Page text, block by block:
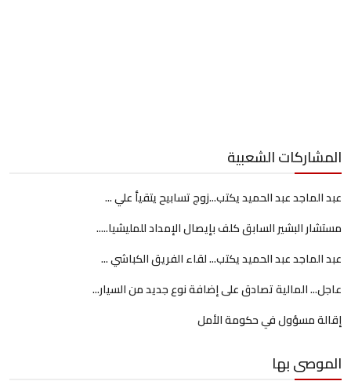
المشاركات الشعبية
عبد الماجد عبد الحميد يكتب...زوج تسابيح يتقيأ علي ...
مستشار البشير السابق كلف بإيصال الإمداد للمليشيا.....
عبد الماجد عبد الحميد يكتب... لقاء الفريق الكباشي ...
عاجل... المالية تصادق على إضافة نوع جديد من السيار...
إقالة مسؤول في حكومة الأمل
الموصى بها